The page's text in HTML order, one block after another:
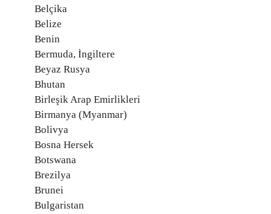
Belçika
Belize
Benin
Bermuda, İngiltere
Beyaz Rusya
Bhutan
Birleşik Arap Emirlikleri
Birmanya (Myanmar)
Bolivya
Bosna Hersek
Botswana
Brezilya
Brunei
Bulgaristan